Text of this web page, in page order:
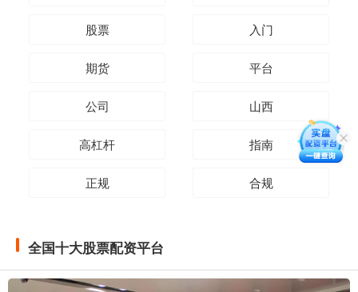
股票 入门
期货 平台
公司 山西
高杠杆 指南
正规 合规
全国十大股票配资平台